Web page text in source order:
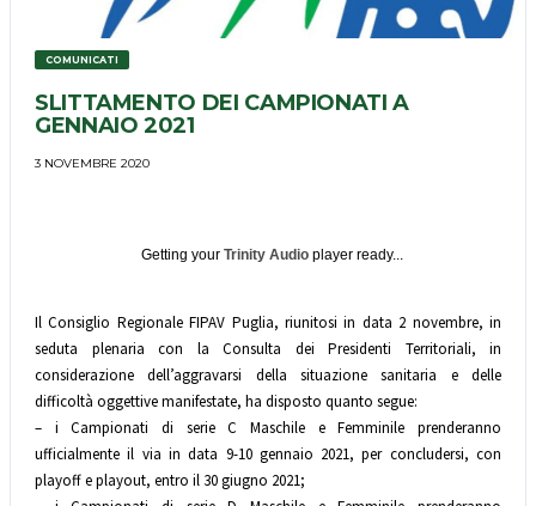
COMUNICATI
SLITTAMENTO DEI CAMPIONATI A
GENNAIO 2021
3 NOVEMBRE 2020
Getting your Trinity Audioplayer ready...
Il Consiglio Regionale FIPAV Puglia, riunitosi in data 2 novembre, in
seduta plenaria con la Consulta dei Presidenti Territoriali, in
considerazione dell’aggravarsi della situazione sanitaria e delle
difficoltà oggettive manifestate, ha disposto quanto segue:
– i Campionati di serie C Maschile e Femminile prenderanno
ufficialmente il via in data 9-10 gennaio 2021, per concludersi, con
playoff e playout, entro il 30 giugno 2021;